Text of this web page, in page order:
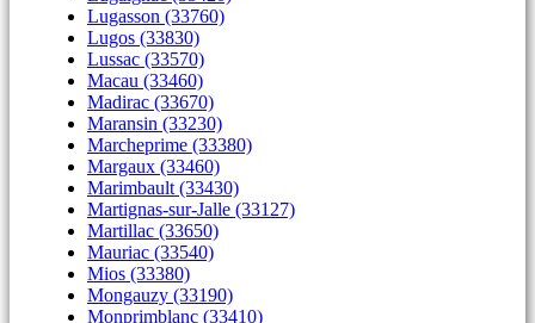
Lugasson (33760)
Lugos (33830)
Lussac (33570)
Macau (33460)
Madirac (33670)
Maransin (33230)
Marcheprime (33380)
Margaux (33460)
Marimbault (33430)
Martignas-sur-Jalle (33127)
Martillac (33650)
Mauriac (33540)
Mios (33380)
Mongauzy (33190)
Monprimblanc (33410)